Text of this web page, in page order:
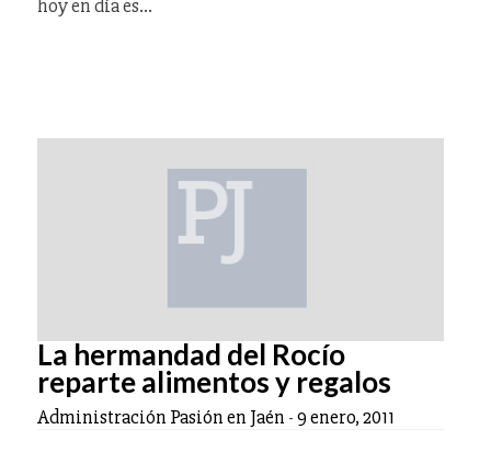
hoy en día es…
La hermandad del Rocío
reparte alimentos y regalos
Administración Pasión en Jaén -9 enero, 2011